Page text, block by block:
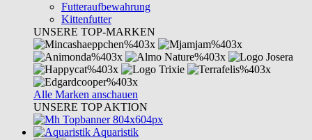
Futteraufbewahrung
Kittenfutter
UNSERE TOP-MARKEN
Alle Marken anschauen
UNSERE TOP AKTION
Aquaristik